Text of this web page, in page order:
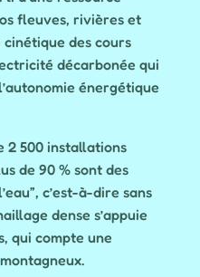
fleuves, rivières et
des cours
décarbonée qui
énergétique
2 500 installations
de 90 % sont des
c’est-à-dire sans
dense s’appuie
qui compte une